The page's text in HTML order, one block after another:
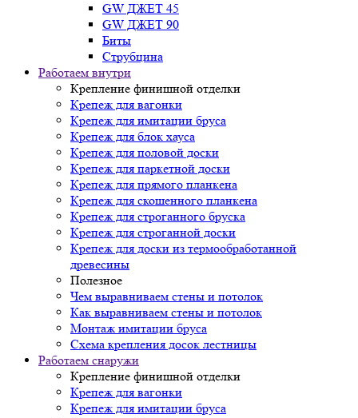
GW ДЖЕТ 45
GW ДЖЕТ 90
Биты
Струбцина
Работаем внутри
Крепление финишной отделки
Крепеж для вагонки
Крепеж для имитации бруса
Крепеж для блок хауса
Крепеж для половой доски
Крепеж для паркетной доски
Крепеж для прямого планкена
Крепеж для скошенного планкена
Крепеж для строганного бруска
Крепеж для строганной доски
Крепеж для доски из термообработанной
древесины
Полезное
Чем выравниваем стены и потолок
Как выравниваем стены и потолок
Монтаж имитации бруса
Схема крепления досок лестницы
Работаем снаружи
Крепление финишной отделки
Крепеж для вагонки
Крепеж для имитации бруса